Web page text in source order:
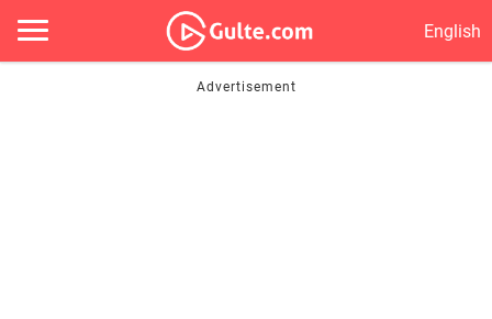
English